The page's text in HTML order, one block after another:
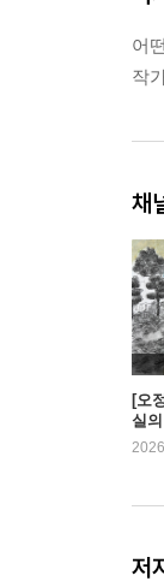
어
작
채
[오
실
| 예
저